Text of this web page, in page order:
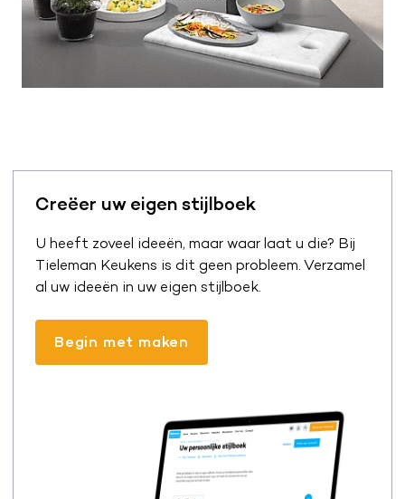
Creëer uw eigen stijlboek
U heeft zoveel ideeën, maar waar laat u die? Bij
Tieleman Keukens is dit geen probleem. Verzamel
al uw ideeën in uw eigen stijlboek.
Begin met maken